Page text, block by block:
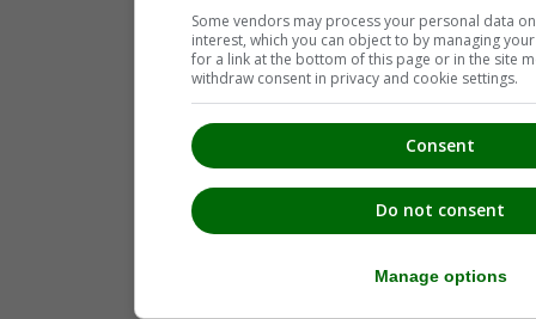
Some vendors may process your personal data
interest, which you can object to by managing
for a link at the bottom of this page or in the site
withdraw consent in privacy and cookie settings.
Consent
Do not consent
Manage options